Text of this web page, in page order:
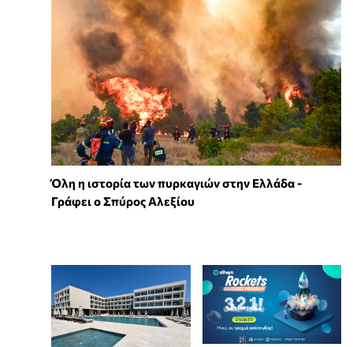
Όλη η ιστορία των πυρκαγιών στην Ελλάδα -
Γράφει ο Σπύρος Αλεξίου